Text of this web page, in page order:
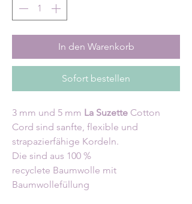
In den Warenkorb
Sofort bestellen
3 mm und 5 mm La Suzette Cotton
Cord sind sanfte, flexible und
strapazierfähige Kordeln.
Die sind aus 100 %
recyclete Baumwolle mit
Baumwollefüllung